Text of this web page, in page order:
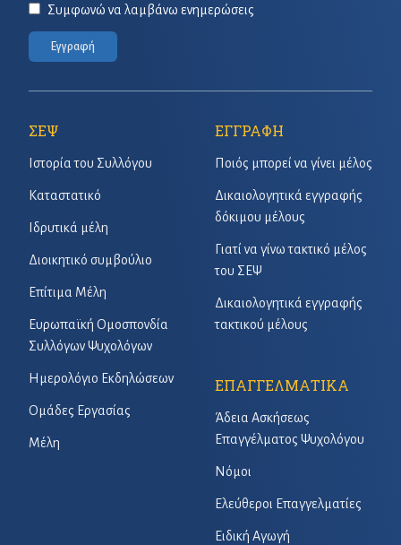
Συμφωνώ να λαμβάνω ενημερώσεις
Εγγραφή
ΣΕΨ
Ιστορία του Συλλόγου
Καταστατικό
Ιδρυτικά μέλη
Διοικητικό συμβούλιο
Επίτιμα Μέλη
Ευρωπαϊκή Ομοσπονδία
Συλλόγων Ψυχολόγων
Ημερολόγιο Εκδηλώσεων
Ομάδες Εργασίας
Μέλη
ΕΓΓΡΑΦΗ
Ποιός μπορεί να γίνει μέλος
Δικαιολογητικά εγγραφής
δόκιμου μέλους
Γιατί να γίνω τακτικό μέλος
του ΣΕΨ
Δικαιολογητικά εγγραφής
τακτικού μέλους
ΕΠΑΓΓΕΛΜΑΤΙΚΑ
Άδεια Ασκήσεως
Επαγγέλματος Ψυχολόγου
Νόμοι
Ελεύθεροι Επαγγελματίες
Ειδική Αγωγή